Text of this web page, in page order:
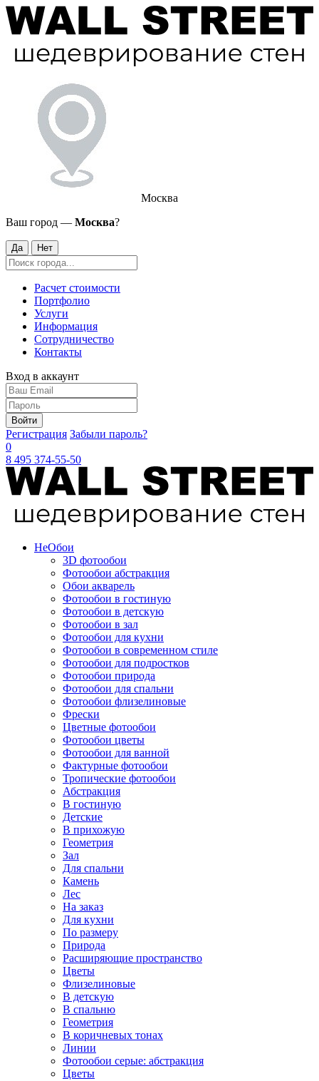
Москва
Ваш город — Москва?
Да Нет
Расчет стоимости
Портфолио
Услуги
Информация
Сотрудничество
Контакты
Вход в аккаунт
Войти
Регистрация Забыли пароль?
0
8 495 374-55-50
НеОбои
3D фотообои
Фотообои абстракция
Обои акварель
Фотообои в гостиную
Фотообои в детскую
Фотообои в зал
Фотообои для кухни
Фотообои в современном стиле
Фотообои для подростков
Фотообои природа
Фотообои для спальни
Фотообои флизелиновые
Фрески
Цветные фотообои
Фотообои цветы
Фотообои для ванной
Фактурные фотообои
Тропические фотообои
Абстракция
В гостиную
Детские
В прихожую
Геометрия
Зал
Для спальни
Камень
Лес
На заказ
Для кухни
По размеру
Природа
Расширяющие пространство
Цветы
Флизелиновые
В детскую
В спальню
Геометрия
В коричневых тонах
Линии
Фотообои серые: абстракция
Цветы